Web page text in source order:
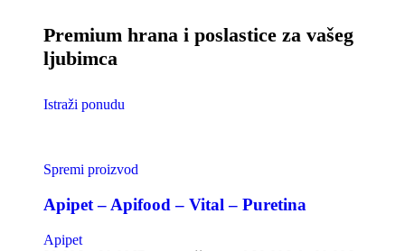
Premium hrana i poslastice za vašeg
ljubimca
Istraži ponudu
Spremi proizvod
Apipet – Apifood – Vital – Puretina
Apipet